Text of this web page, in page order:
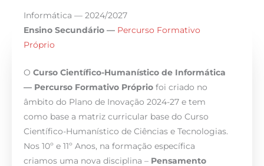
Informática — 2024/2027
Ensino Secundário — Percurso Formativo
Próprio
O Curso Científico-Humanístico de Informática
— Percurso Formativo Próprio foi criado no
âmbito do Plano de Inovação 2024-27 e tem
como base a matriz curricular base do Curso
Científico-Humanístico de Ciências e Tecnologias.
Nos 10º e 11º Anos, na formação específica
criamos uma nova disciplina – Pensamento